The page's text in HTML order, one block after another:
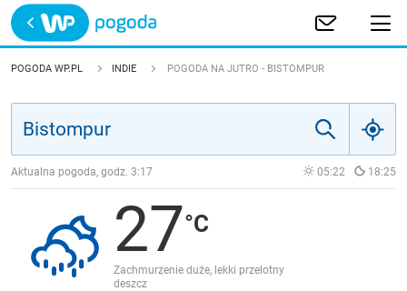
Trwa ładowanie
POLSKA
JAKOŚĆ POWIETRZA
POGODA WP.PL INDIE POGODA NA JUTRO - BISTOMPUR
Aktualna pogoda, godz. 3:17 05:22 18:25
27
Zachmurzenie duże, lekki przelotny
deszcz